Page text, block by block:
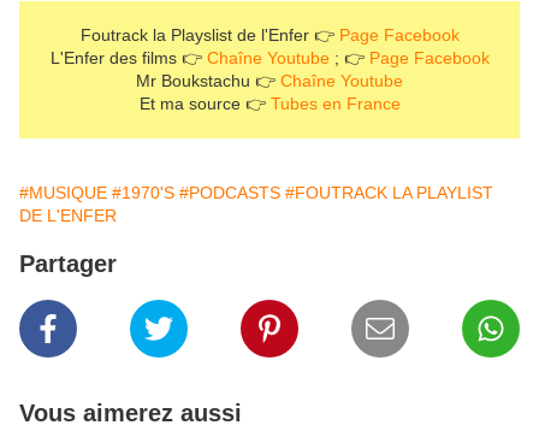
Foutrack la Playslist de l'Enfer 👉 Page Facebook
L'Enfer des films 👉 Chaîne Youtube ; 👉 Page Facebook
Mr Boukstachu 👉 Chaîne Youtube
Et ma source 👉 Tubes en France
#MUSIQUE #1970'S #PODCASTS #FOUTRACK LA PLAYLIST
DE L'ENFER
Partager
Vous aimerez aussi